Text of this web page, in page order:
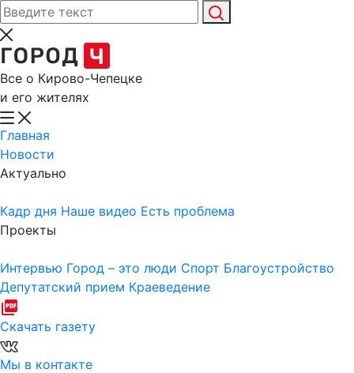
Все о Кирово-Чепецке
и его жителях
Главная
Новости
Актуально
Кадр дня Наше видео Есть проблема
Проекты
Интервью Город – это люди Спорт Благоустройство
Депутатский прием Краеведение
Скачать газету
Мы в контакте